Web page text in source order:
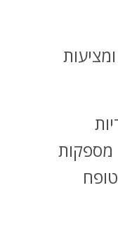
מספקות